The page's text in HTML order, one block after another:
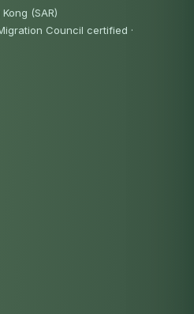
(SAR)
Council certified ·